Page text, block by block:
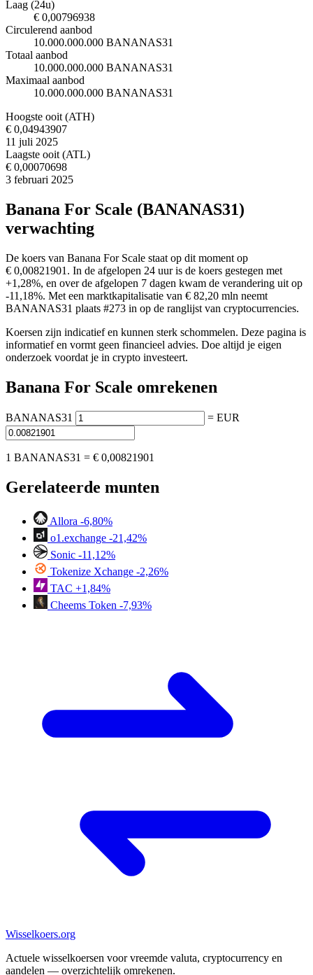
Laag (24u)
€ 0,00796938
Circulerend aanbod
10.000.000.000 BANANAS31
Totaal aanbod
10.000.000.000 BANANAS31
Maximaal aanbod
10.000.000.000 BANANAS31
Hoogste ooit (ATH)
€ 0,04943907
11 juli 2025
Laagste ooit (ATL)
€ 0,00070698
3 februari 2025
Banana For Scale (BANANAS31)
verwachting
De koers van Banana For Scale staat op dit moment op
€ 0,00821901. In de afgelopen 24 uur is de koers gestegen met
+1,28%, en over de afgelopen 7 dagen kwam de verandering uit op
-11,18%. Met een marktkapitalisatie van € 82,20 mln neemt
BANANAS31 plaats #273 in op de ranglijst van cryptocurrencies.
Koersen zijn indicatief en kunnen sterk schommelen. Deze pagina is
informatief en vormt geen financieel advies. Doe altijd je eigen
onderzoek voordat je in crypto investeert.
Banana For Scale omrekenen
BANANAS31 = EUR
1 BANANAS31 = € 0,00821901
Gerelateerde munten
Allora -6,80%
o1.exchange -21,42%
Sonic -11,12%
Tokenize Xchange -2,26%
TAC +1,84%
Cheems Token -7,93%
Wisselkoers.org
Actuele wisselkoersen voor vreemde valuta, cryptocurrency en
aandelen — overzichtelijk omrekenen.